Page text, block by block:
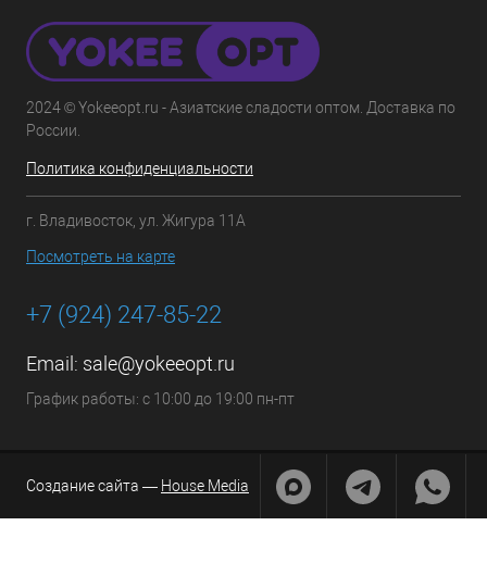
2024 © Yokeeopt.ru - Азиатские сладости оптом. Доставка по
России.
Политика конфиденциальности
г. Владивосток, ул. Жигура 11А
Посмотреть на карте
+7 (924) 247-85-22
Email: sale@yokeeopt.ru
График работы: с 10:00 до 19:00 пн-пт
Создание сайта — House Media